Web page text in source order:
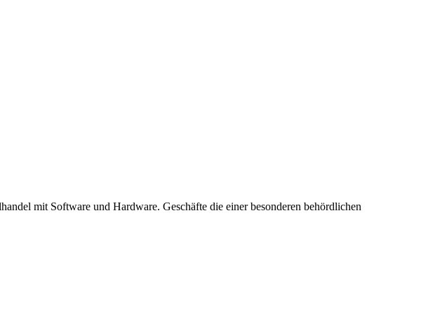
mit Software und Hardware. Geschäfte die einer besonderen behördlichen